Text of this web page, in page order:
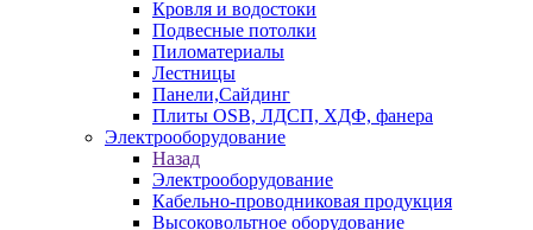
Кровля и водостоки
Подвесные потолки
Пиломатериалы
Лестницы
Панели,Сайдинг
Плиты OSB, ЛДСП, ХДФ, фанера
Электрооборудование
Назад
Электрооборудование
Кабельно-проводниковая продукция
Высоковольтное оборудование